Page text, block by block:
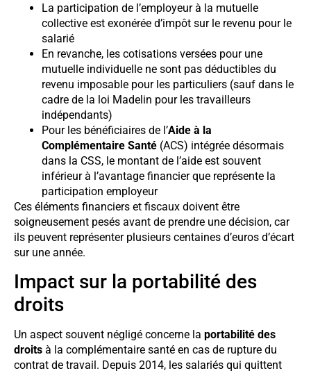
La participation de l’employeur à la mutuelle
collective est exonérée d’impôt sur le revenu pour le
salarié
En revanche, les cotisations versées pour une
mutuelle individuelle ne sont pas déductibles du
revenu imposable pour les particuliers (sauf dans le
cadre de la loi Madelin pour les travailleurs
indépendants)
Pour les bénéficiaires de l’Aide à la
Complémentaire Santé (ACS) intégrée désormais
dans la CSS, le montant de l’aide est souvent
inférieur à l’avantage financier que représente la
participation employeur
Ces éléments financiers et fiscaux doivent être
soigneusement pesés avant de prendre une décision, car
ils peuvent représenter plusieurs centaines d’euros d’écart
sur une année.
Impact sur la portabilité des
droits
Un aspect souvent négligé concerne la portabilité des
droits à la complémentaire santé en cas de rupture du
contrat de travail. Depuis 2014, les salariés qui quittent